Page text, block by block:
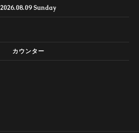
2026.08.09 Sunday
カウンター